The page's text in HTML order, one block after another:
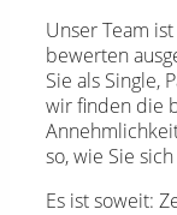
Unser Team
bewerten
Sie als Single,
wir finden die
so, wie Sie
Es ist soweit: